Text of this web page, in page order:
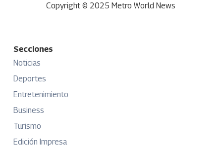
Copyright © 2025 Metro World News
Secciones
Noticias
Deportes
Entretenimiento
Business
Turismo
Edición Impresa